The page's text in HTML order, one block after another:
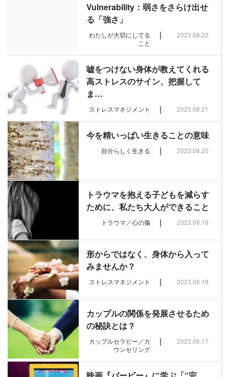
Vulnerability：弱さをさらけ出せ
る「強さ」
わたしが大切にしてる
こと
| 2023.08.22
嘘をつけない身体が教えてくれる
高ストレスのサイン、把握して
ま…
ストレスマネジメント | 2023.08.21
今を精いっぱい生きることの意味
自分らしく生きる | 2023.08.20
トラウマを抱える子どもを減らす
ために、私たち大人ができること
トラウマ／心の傷 | 2023.08.19
形からではなく、身体から入って
みませんか？
ストレスマネジメント | 2023.08.18
カップルの関係を発展させるため
の秘訣とは？
カップルセラピー／カ
ウンセリング
| 2023.08.17